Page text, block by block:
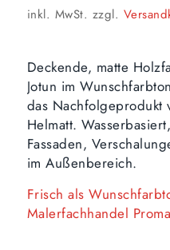
inkl. MwSt. zzgl.
Deckende, matte
Jotun im
das Nachfolgeprodukt
Helmatt.
Fassaden,
im Außenbereich.
Frisch als
Malerfachhandel